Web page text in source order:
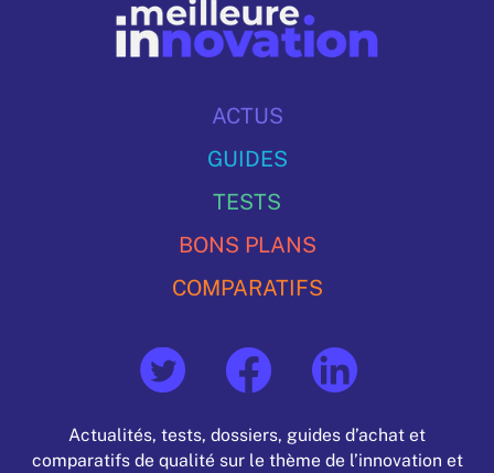
ACTUS
GUIDES
TESTS
BONS PLANS
COMPARATIFS
Actualités, tests, dossiers, guides d’achat et
comparatifs de qualité sur le thème de l’innovation et